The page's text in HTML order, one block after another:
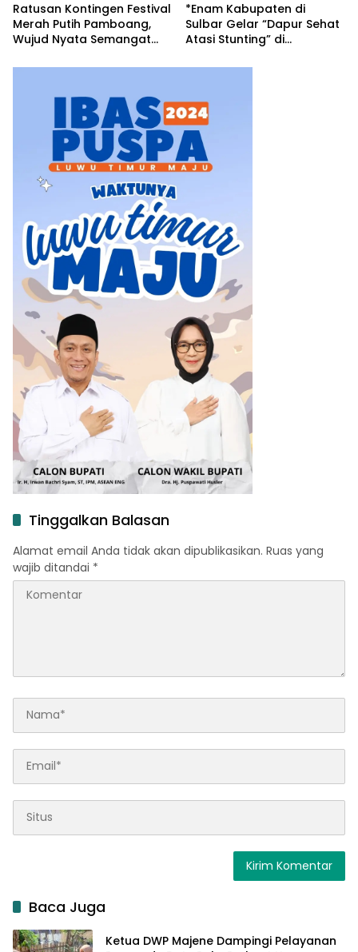
Ratusan Kontingen Festival
Merah Putih Pamboang,
Wujud Nyata Semangat
Tanah Air
*Enam Kabupaten di
Sulbar Gelar “Dapur Sehat
Atasi Stunting” di
Dipusatkan di Pendopo
Tinggalkan Balasan
Alamat email Anda tidak akan dipublikasikan. Ruas yang
wajib ditandai *
Baca Juga
Ketua DWP Majene Dampingi Pelayanan